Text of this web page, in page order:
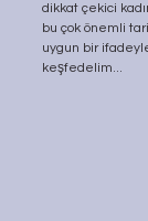
dikkat çekici
bu çok önemli
uygun bir
keşfedelim...